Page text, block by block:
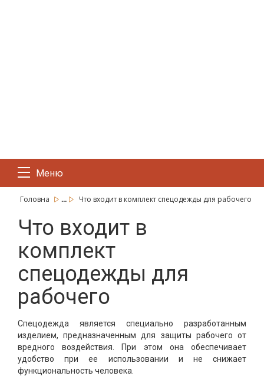
Меню
Головна ... Что входит в комплект спецодежды для рабочего
Что входит в
комплект
спецодежды для
рабочего
Спецодежда является специально разработанным
изделием, предназначенным для защиты рабочего от
вредного воздействия. При этом она обеспечивает
удобство при ее использовании и не снижает
функциональность человека.